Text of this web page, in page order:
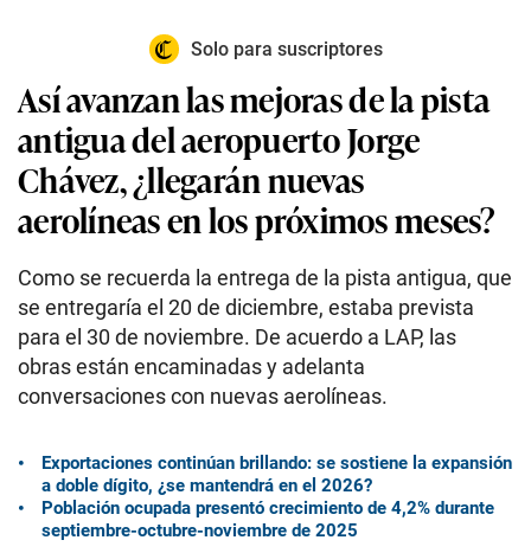
Solo para suscriptores
Así avanzan las mejoras de la pista
antigua del aeropuerto Jorge
Chávez, ¿llegarán nuevas
aerolíneas en los próximos meses?
Como se recuerda la entrega de la pista antigua, que
se entregaría el 20 de diciembre, estaba prevista
para el 30 de noviembre. De acuerdo a LAP, las
obras están encaminadas y adelanta
conversaciones con nuevas aerolíneas.
Exportaciones continúan brillando: se sostiene la expansión
a doble dígito, ¿se mantendrá en el 2026?
Población ocupada presentó crecimiento de 4,2% durante
septiembre-octubre-noviembre de 2025